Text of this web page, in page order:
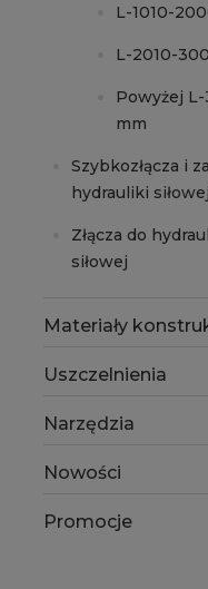
L-1010-
L-2010-
Powyżej
mm
Szybkozłącza i
hydrauliki siłowej
Złącza do
siłowej
Materiały
Uszczelnienia
Narzędzia
Nowości
Promocje